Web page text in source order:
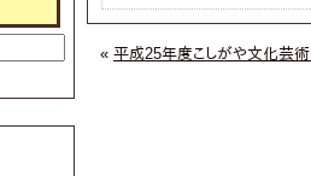
« 平成25年度こしがや文化